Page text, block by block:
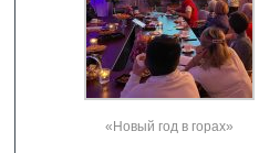
«Новый год в горах»